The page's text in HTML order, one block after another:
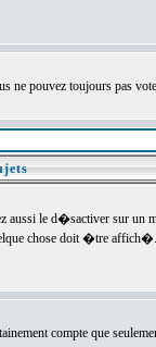
pouvez toujours pas
le d�sactiver sur un
chose doit �tre
compte que